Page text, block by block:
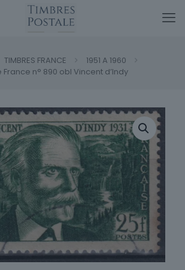
TIMBRES FRANCE
1951 A 1960
France n° 890 obl Vincent d’Indy